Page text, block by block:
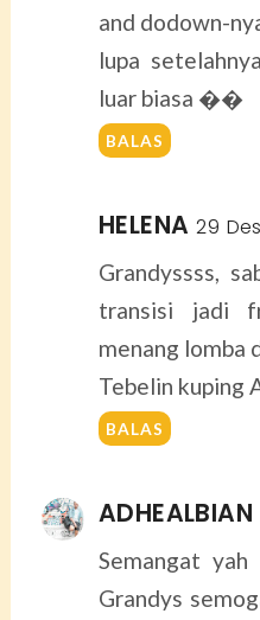
and dodown-
lupa
luar biasa ��
BALAS
HELENA 29
Grandyssss,
transisi jadi
menang lomba
Tebelin kuping
BALAS
ADHEALBIAN
Semangat
Grandys